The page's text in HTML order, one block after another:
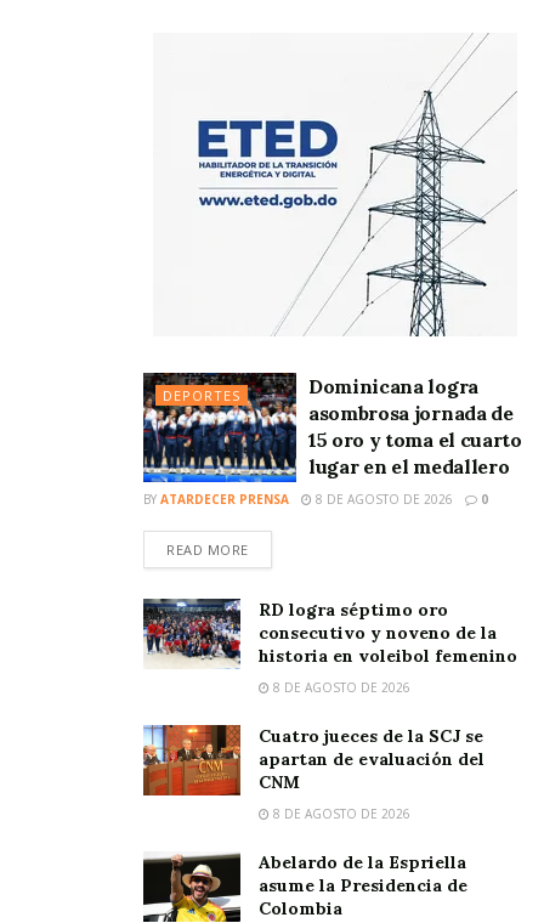
DEPORTES
Dominicana logra
asombrosa jornada de
15 oro y toma el cuarto
lugar en el medallero
BY ATARDECER PRENSA 8 DE AGOSTO DE 2026 0
READ MORE
RD logra séptimo oro
consecutivo y noveno de la
historia en voleibol femenino
8 DE AGOSTO DE 2026
Cuatro jueces de la SCJ se
apartan de evaluación del
CNM
8 DE AGOSTO DE 2026
Abelardo de la Espriella
asume la Presidencia de
Colombia